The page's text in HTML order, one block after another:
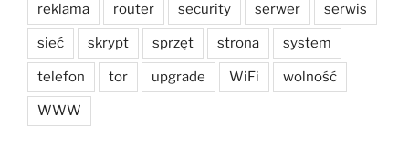
reklama router security serwer serwis
sieć skrypt sprzęt strona system
telefon tor upgrade WiFi wolność
WWW